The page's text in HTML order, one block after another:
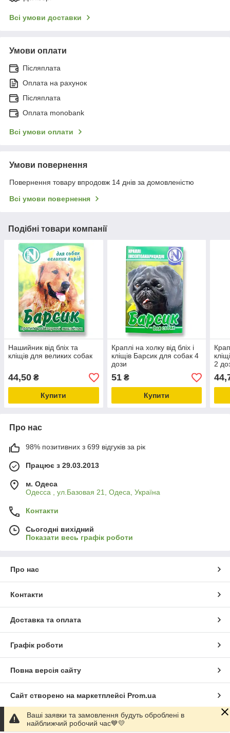
Всі умови доставки
Умови оплати
Післяплата
Оплата на рахунок
Післяплата
Оплата monobank
Всі умови оплати
Умови повернення
Повернення товару впродовж 14 днів за домовленістю
Всі умови повернення
Подібні товари компанії
Нашийник від бліх та
кліщів для великих собак
44,50 ₴
Купити
Краплі на холку від бліх і
кліщів Барсик для собак 4
дози
51₴
Купити
2
Про нас
98% позитивних з 699 відгуків за рік
Працює з 29.03.2013
м. Одеса
Одесса , ул.Базовая 21, Одеса, Україна
Контакти
Сьогодні вихідний
Показати весь графік роботи
Про нас
Контакти
Доставка та оплата
Графік роботи
Повна версія сайту
Сайт створено на маркетплейсі Prom.ua
Політика конфіденційності
Ваші заявки та замовлення будуть оброблені в
найближчий робочий час💙💛